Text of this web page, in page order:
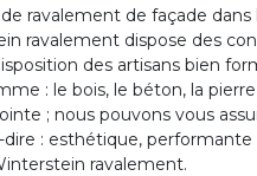
ravalement de façade
ravalement dispose des
des artisans bien
: le bois, le béton, la
; nous pouvons vous
dire : esthétique,
ravalement.